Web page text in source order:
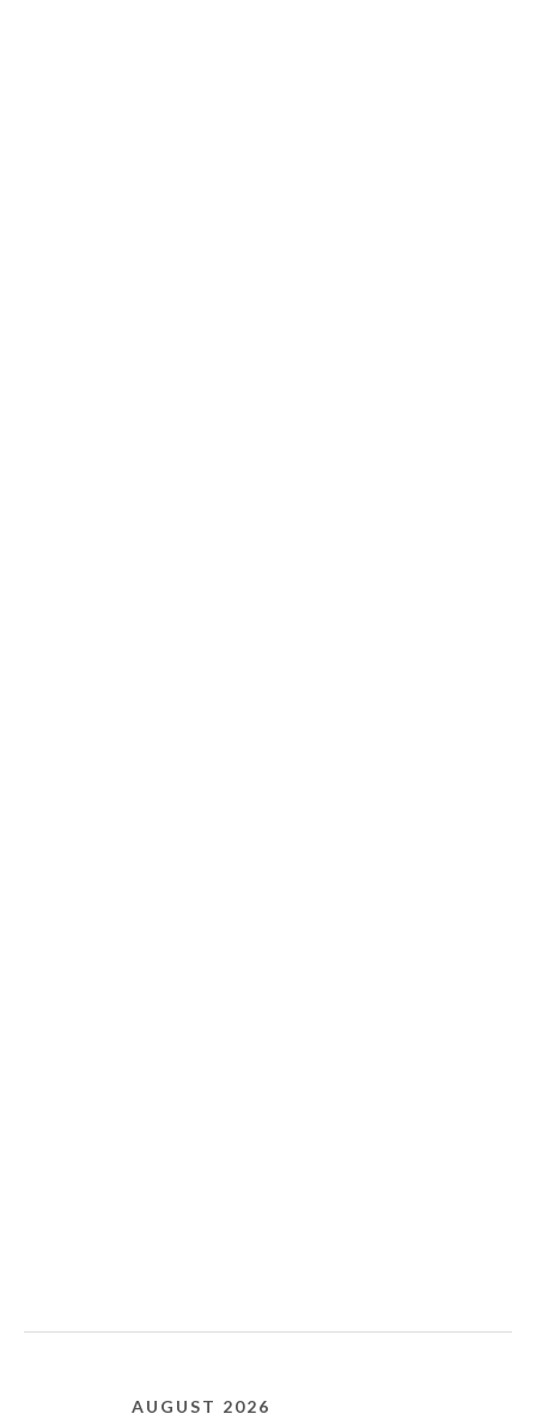
AUGUST 2026